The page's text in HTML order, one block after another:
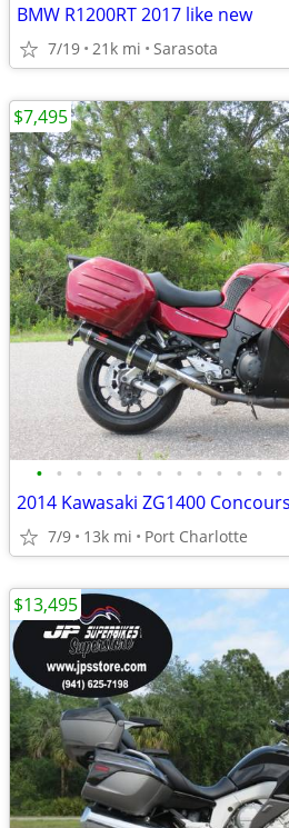
BMW R1200RT 2017 like new
7/19 21k mi Sarasota
• • • • • • • • • • • • •
2014 Kawasaki ZG1400
7/9 13k mi Port Charlotte
$7,495
$13,495